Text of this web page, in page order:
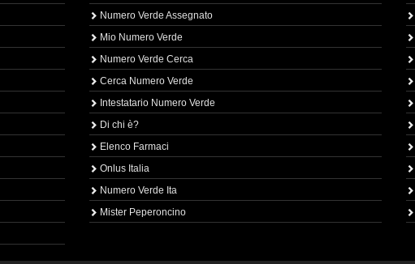
Numero Verde Assegnato
Mio Numero Verde
Numero Verde Cerca
Cerca Numero Verde
Intestatario Numero Verde
Di chi è?
Elenco Farmaci
Onlus Italia
Numero Verde Ita
Mister Peperoncino